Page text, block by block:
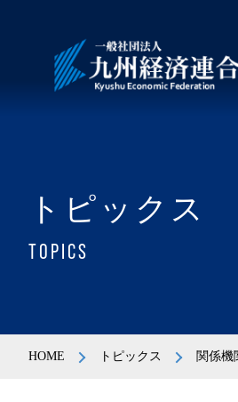
トピックス
TOPICS
HOME トピックス 関係機